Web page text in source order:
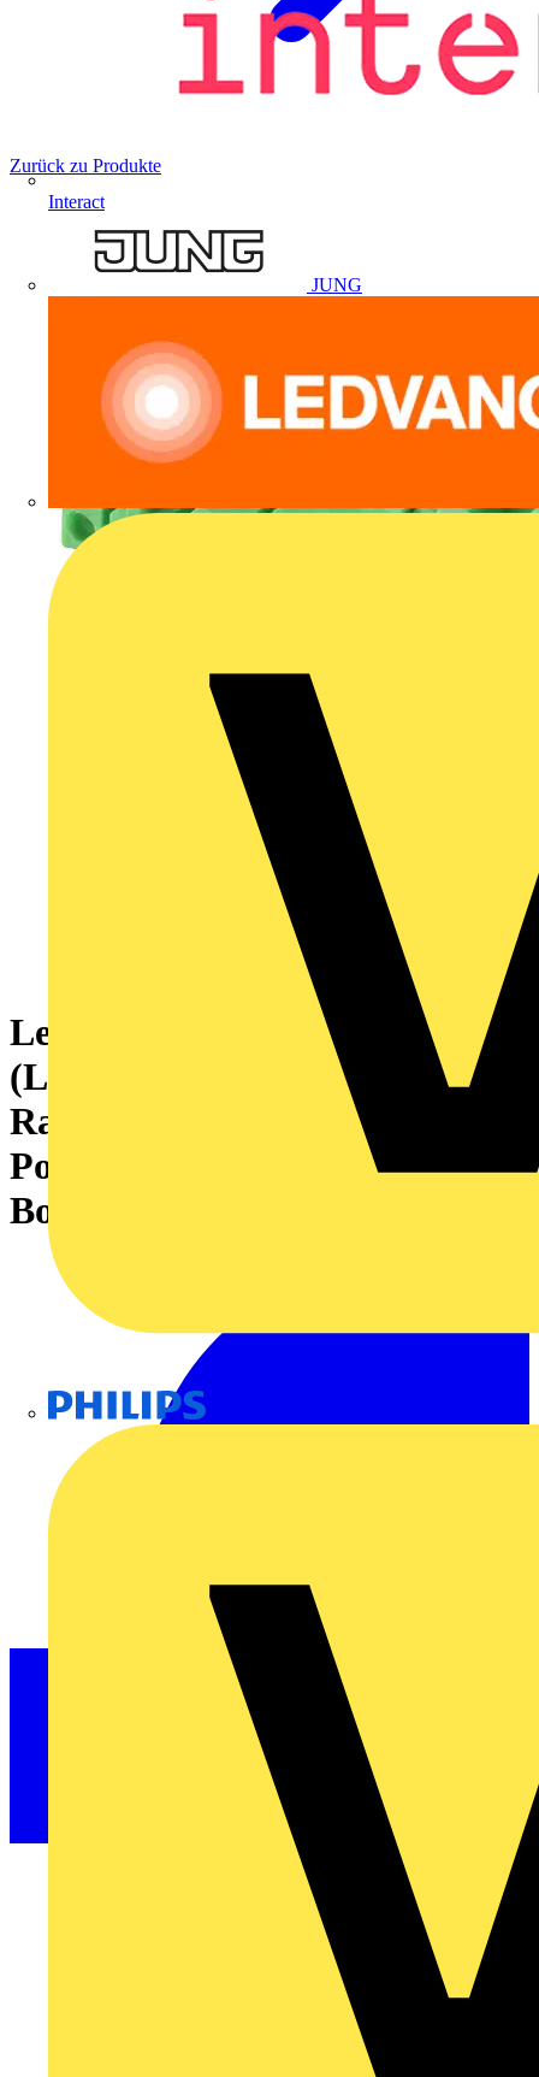
Interact
JUNG
Zurück zu Produkte
Leiterplattensteckverbinder
(Leiteranschluss), 160 V, 8 A,
Raster in mm: 3.50, 1.5 mm²,
Polzahl: 5, Zugbügelanschluss,
Box